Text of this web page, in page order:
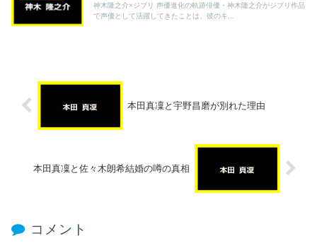
神木隆之介×ジブリ 声優進化の軌跡俳優・神木隆之介がジブリ作品
で声優として活躍してきたことは、彼のキ...
本田真凜と宇野昌磨が別れた理由
本田真凜と佐々木朗希結婚の噂の真相
コメント